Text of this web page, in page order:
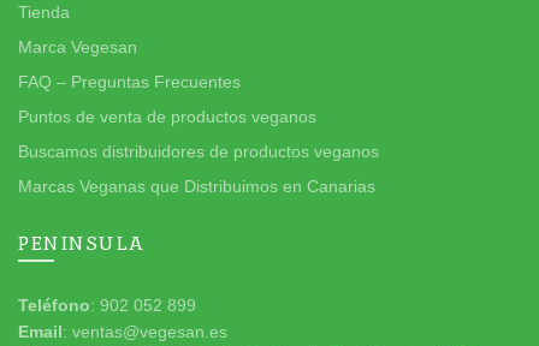
Tienda
Marca Vegesan
FAQ – Preguntas Frecuentes
Puntos de venta de productos veganos
Buscamos distribuidores de productos veganos
Marcas Veganas que Distribuimos en Canarias
PENINSULA
Teléfono: 902 052 899
Email: ventas@vegesan.es